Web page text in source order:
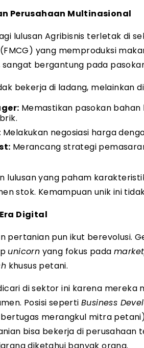
Perusahaan Multinasional
lulusan Agribisnis terletak di
(FMCG) yang memproduksi
bergantung pada
bekerja di ladang, melainkan
Memastikan pasokan
Melakukan negosiasi harga
Merancang strategi
lulusan yang paham
stok. Kemampuan unik ini
Digital
pertanian pun ikut berevolusi.
unicorn yang fokus pada
khusus petani.
di sektor ini karena
Posisi seperti Business
merangkul mitra
bisa bekerja di perusahaan